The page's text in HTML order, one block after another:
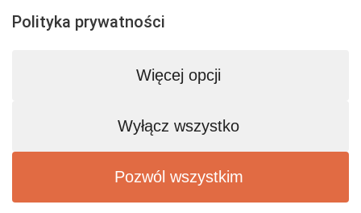
KRS: 0001081683
+48 692 642 814
Biuro obsługi klienta
Polityka prywatności
Więcej opcji
Wyłącz wszystko
Pozwól wszystkim